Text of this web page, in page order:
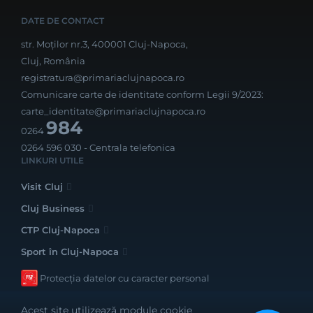
DATE DE CONTACT
str. Moților nr.3, 400001 Cluj-Napoca,
Cluj, România
registratura@primariaclujnapoca.ro
Comunicare carte de identitate conform Legii 9/2023:
carte_identitate@primariaclujnapoca.ro
0264984
0264 596 030 - Centrala telefonica
LINKURI UTILE
Visit Cluj
Cluj Business
CTP Cluj-Napoca
Sport în Cluj-Napoca
Protecția datelor cu caracter personal
Acest site utilizează module cookie